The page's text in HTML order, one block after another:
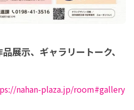
展示、ギャラリートーク、
nahan-plaza.jp/room#gallery